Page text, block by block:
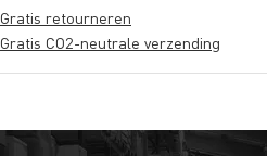
Gratis retourneren
Gratis CO2-neutrale verzending